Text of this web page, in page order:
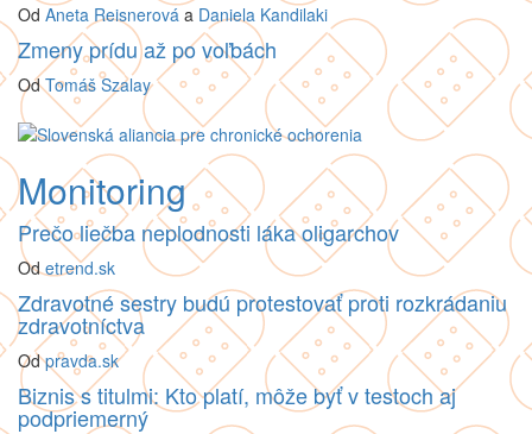
Od Aneta Reisnerováa Daniela Kandilaki
Zmeny prídu až po voľbách
OdTomáš Szalay
Monitoring
Prečo liečba neplodnosti láka oligarchov
Odetrend.sk
Zdravotné sestry budú protestovať proti rozkrádaniu
zdravotníctva
Odpravda.sk
Biznis s titulmi: Kto platí, môže byť v testoch aj
podpriemerný